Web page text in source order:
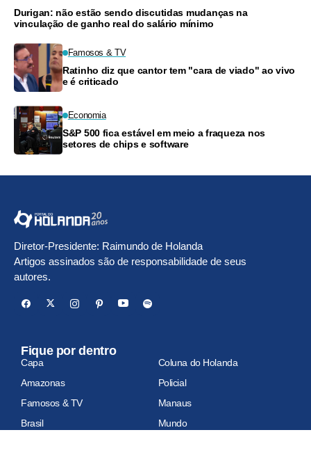
Durigan: não estão sendo discutidas mudanças na
vinculação de ganho real do salário mínimo
Famosos & TV
Ratinho diz que cantor tem "cara de viado" ao vivo
e é criticado
Economia
S&P 500 fica estável em meio a fraqueza nos
setores de chips e software
Diretor-Presidente: Raimundo de Holanda
Artigos assinados são de responsabilidade de seus
autores.
Fique por dentro
Capa
Coluna do Holanda
Amazonas
Policial
Famosos & TV
Manaus
Brasil
Mundo